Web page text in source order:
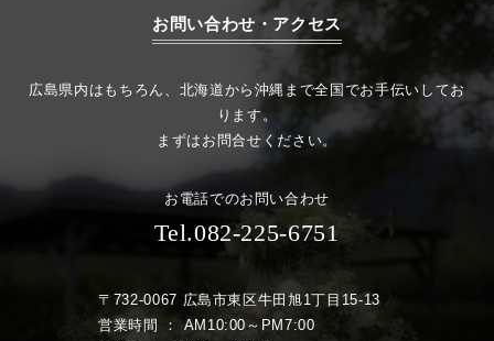
お問い合わせ・アクセス
広島県内はもちろん、北海道から沖縄まで全国でお手伝いしてお
ります。
まずはお問合せください。
お電話でのお問い合わせ
Tel.082-225-6751
〒732-0067 広島市東区牛田旭1丁目15-13
営業時間 ： AM10:00～PM7:00